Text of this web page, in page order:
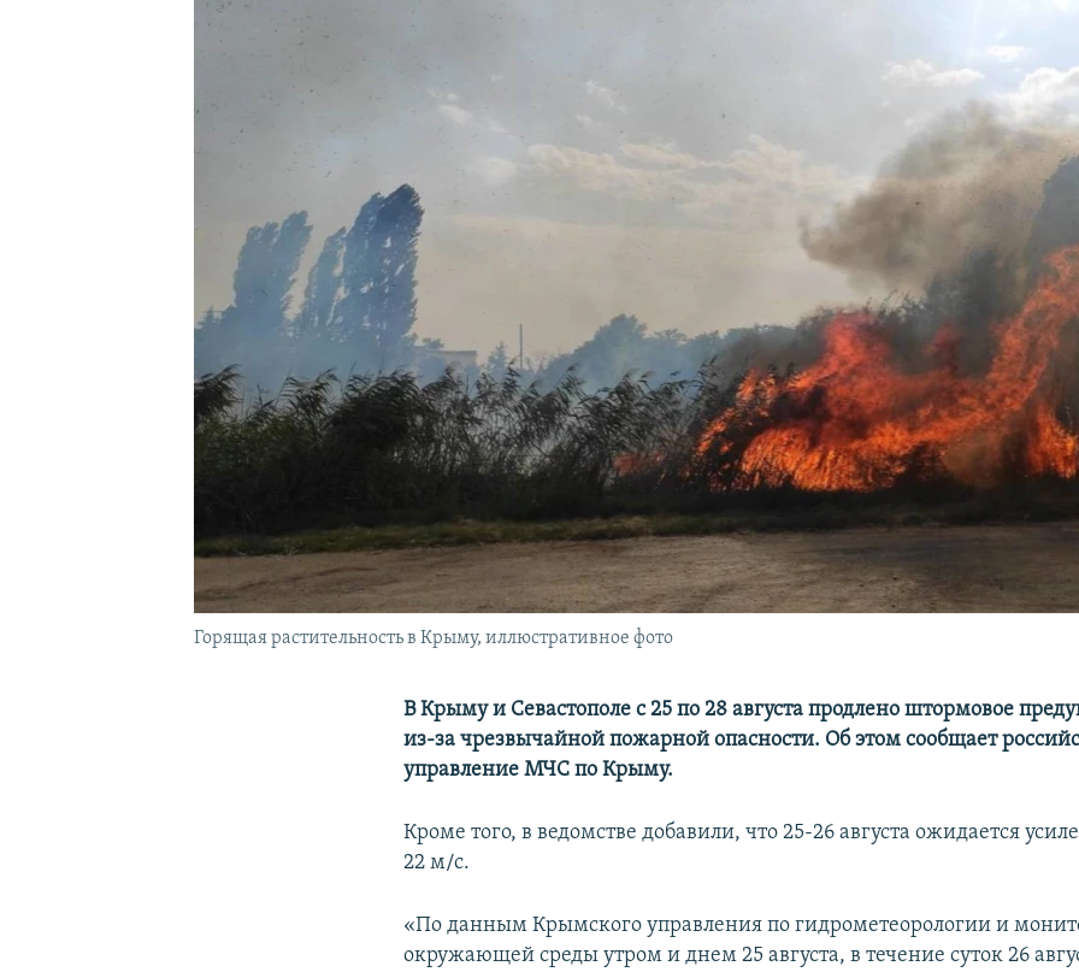
УКРАИНСКАЯ ПРОБЛЕМА КРЫМА
Горящая растительность в Крыму, иллюстративное фото
В Крыму и Севастополе с 25 по 28 августа продлено штормовое
из-за чрезвычайной пожарной опасности. Об этом сообщает
управление МЧС по Крыму.
Кроме того, в ведомстве добавили, что 25-26 августа ожидается
22 м/с.
«По данным Крымского управления по гидрометеорологии и
окружающей среды утром и днем 25 августа, в течение суток 26